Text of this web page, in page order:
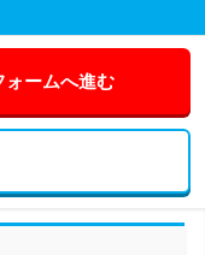
ームへ進む